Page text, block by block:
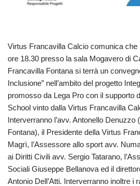
Virtus Francavilla Calcio comunica che
ore 18.30 presso la sala Mogavero di
Francavilla Fontana si terrà un
Inclusione” nell’ambito del progetto
promosso da Lega Pro con il supporto
School vinto dalla Virtus Francavilla
Interverranno l’avv. Antonello Denuzzo
Fontana), il Presidente della Virtus
Magrì, l’Assessore allo sport avv.
ai Diritti Civili avv. Sergio Tatarano,
Sociali Giuseppe Bellanova ed il
Antonio Dell’Atti. Interverranno inoltre i